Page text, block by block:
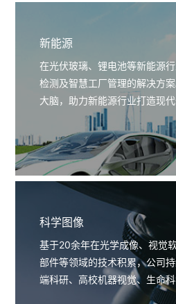
新能源
在光伏玻璃、锂电池等新能源
检测及智慧工厂管理的解决方
大脑，助力新能源行业打造现
科学图像
基于20余年在光学成像、视觉
部件等领域的技术积累，公司
端科研、高校机器视觉、生命
智能等科学图像行业，通过更